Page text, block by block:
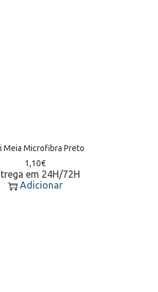
Meia Microfibra Preto
1,10€
em 24H/72H
Adicionar